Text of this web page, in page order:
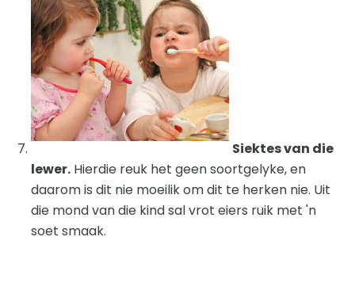
Siektes van die
lewer. Hierdie reuk het geen soortgelyke, en
daarom is dit nie moeilik om dit te herken nie. Uit
die mond van die kind sal vrot eiers ruik met 'n
soet smaak.